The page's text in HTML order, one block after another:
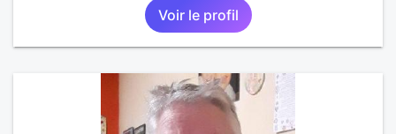
Voir le profil